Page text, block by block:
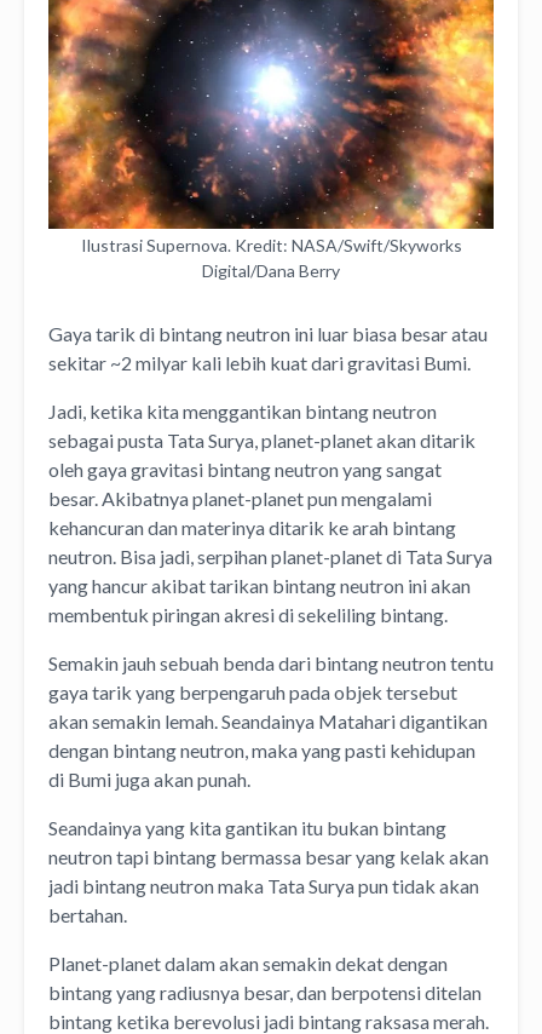
Ilustrasi Supernova. Kredit: NASA/Swift/Skyworks
Digital/Dana Berry
Gaya tarik di bintang neutron ini luar biasa besar atau
sekitar ~2 milyar kali lebih kuat dari gravitasi Bumi.
Jadi, ketika kita menggantikan bintang neutron
sebagai pusta Tata Surya, planet-planet akan ditarik
oleh gaya gravitasi bintang neutron yang sangat
besar. Akibatnya planet-planet pun mengalami
kehancuran dan materinya ditarik ke arah bintang
neutron. Bisa jadi, serpihan planet-planet di Tata Surya
yang hancur akibat tarikan bintang neutron ini akan
membentuk piringan akresi di sekeliling bintang.
Semakin jauh sebuah benda dari bintang neutron tentu
gaya tarik yang berpengaruh pada objek tersebut
akan semakin lemah. Seandainya Matahari digantikan
dengan bintang neutron, maka yang pasti kehidupan
di Bumi juga akan punah.
Seandainya yang kita gantikan itu bukan bintang
neutron tapi bintang bermassa besar yang kelak akan
jadi bintang neutron maka Tata Surya pun tidak akan
bertahan.
Planet-planet dalam akan semakin dekat dengan
bintang yang radiusnya besar, dan berpotensi ditelan
bintang ketika berevolusi jadi bintang raksasa merah.